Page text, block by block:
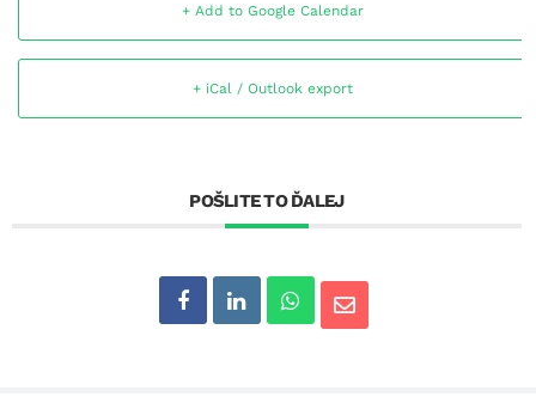
+ Add to Google Calendar
+ iCal / Outlook export
POŠLITE TO ĎALEJ